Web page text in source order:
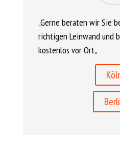
„Gerne beraten wir Sie
richtigen Leinwand und
kostenlos vor Ort„